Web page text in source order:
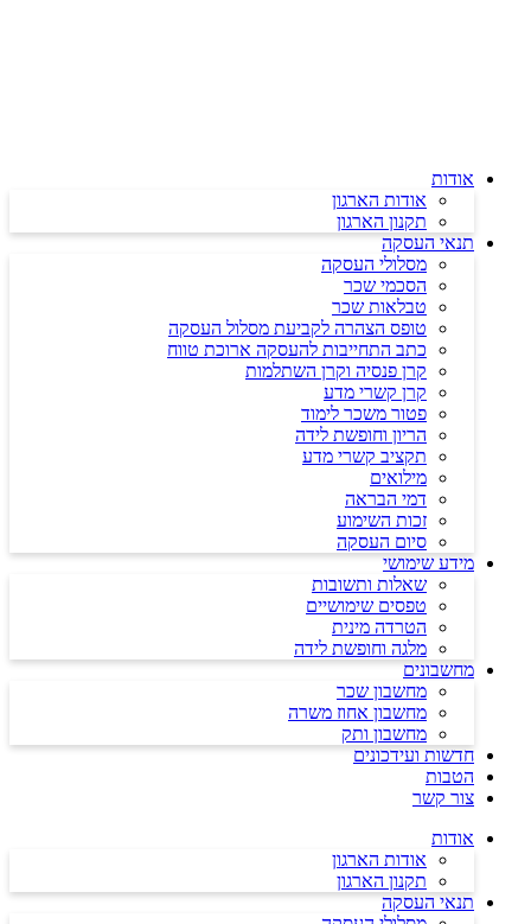
אודות
אודות הארגון
תקנון הארגון
תנאי העסקה
מסלולי העסקה
הסכמי שכר
טבלאות שכר
טופס הצהרה לקביעת מסלול העסקה
כתב התחייבות להעסקה ארוכת טווח
קרן פנסיה וקרן השתלמות
קרן קשרי מדע
פטור משכר לימוד
הריון וחופשת לידה
תקציב קשרי מדע
מילואים
דמי הבראה
זכות השימוע
סיום העסקה
מידע שימושי
שאלות ותשובות
טפסים שימושיים
הטרדה מינית
מלגה וחופשת לידה
מחשבונים
מחשבון שכר
מחשבון אחוז משרה
מחשבון ותק
חדשות ועידכונים
הטבות
צור קשר
אודות
אודות הארגון
תקנון הארגון
תנאי העסקה